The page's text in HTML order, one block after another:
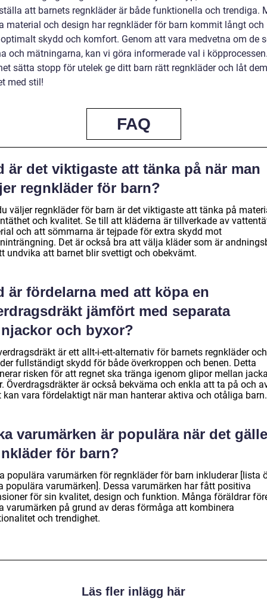
att barnets regnkläder är både funktionella och trendiga.
material och design har regnkläder för barn kommit långt och
skydd och komfort. Genom att vara medvetna om de
och mätningarna, kan vi göra informerade val i
sätta stopp för utelek ge ditt barn rätt regnkläder och låt
med stil!
FAQ
är det viktigaste att tänka på när man
regnkläder för barn?
väljer regnkläder för barn är det viktigaste att tänka på
och kvalitet. Se till att kläderna är tillverkade av
och att sömmarna är tejpade för extra skydd mot
Det är också bra att välja kläder som är
undvika att barnet blir svettigt och obekvämt.
är fördelarna med att köpa en
jämfört med separata
och byxor?
är ett allt-i-ett-alternativ för barnets regnkläder och
fullständigt skydd för både överkroppen och benen. Detta
risken för att regnet ska tränga igenom glipor mellan
Överdragsdräkter är också bekväma och enkla att ta på och
kan vara fördelaktigt när man hanterar aktiva och otåliga barn.
varumärken är populära när det
för barn?
populära varumärken för regnkläder för barn inkluderar [lista
populära varumärken]. Dessa varumärken har fått positiva
för sin kvalitet, design och funktion. Många föräldrar
varumärken på grund av deras förmåga att kombinera
och trendighet.
Läs fler inlägg här